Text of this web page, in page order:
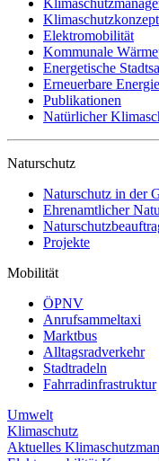
Klimaschutzkonzept
Elektromobilität
Kommunale
Energetische
Erneuerbare
Publikationen
Natürlicher
Naturschutz
Naturschutz in der
Ehrenamtlicher
Projekte
Mobilität
ÖPNV
Anrufsammeltaxi
Marktbus
Alltagsradverkehr
Stadtradeln
Fahrradinfrastruktur
Umwelt
Klimaschutz
Aktuelles